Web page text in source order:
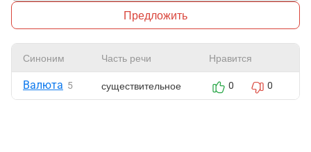
Предложить
Синоним Часть речи Нравится
Валюта 5 существительное 0 0